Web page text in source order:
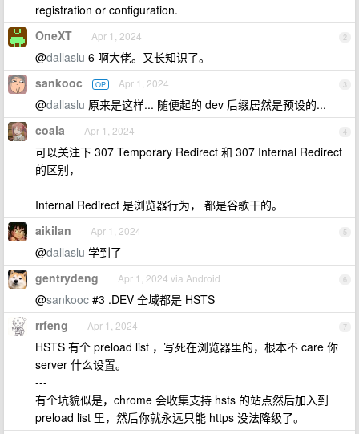
registration or configuration.
2
OneXT Apr 1, 2024
@dallaslu 6 啊大佬。又长知识了。
3
sankooc OP Apr 1, 2024
@dallaslu 原来是这样... 随便起的 dev 后缀居然是预设的...
4
coala Apr 1, 2024
可以关注下 307 Temporary Redirect 和 307 Internal Redirect
的区别，
Internal Redirect 是浏览器行为， 都是谷歌干的。
5
aikilan Apr 1, 2024
@dallaslu 学到了
6
gentrydeng Apr 1, 2024 via Android
@sankooc #3 .DEV 全域都是 HSTS
7
rrfeng Apr 1, 2024
HSTS 有个 preload list ，写死在浏览器里的，根本不 care 你
server 什么设置。
---
有个坑貌似是，chrome 会收集支持 hsts 的站点然后加入到
preload list 里，然后你就永远只能 https 没法降级了。